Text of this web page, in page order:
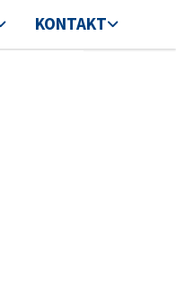
KONTAKT